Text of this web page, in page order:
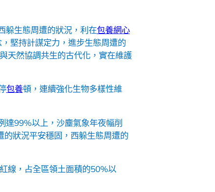
躲生態周遭的狀況，利在包養網心
堅持計謀定力，進步生態周遭的
天然協調共生的古代化，實在維護
包養頓，連續強化生物多樣性維
達99%以上，沙塵氣象年夜幅削
狀況平安穩固，西躲生態周遭的
線，占全區領土面積的50%以